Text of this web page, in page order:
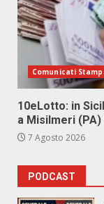
Comunicati
10eLotto: in
a Misilmeri
7 Agosto 2026
PODCAST